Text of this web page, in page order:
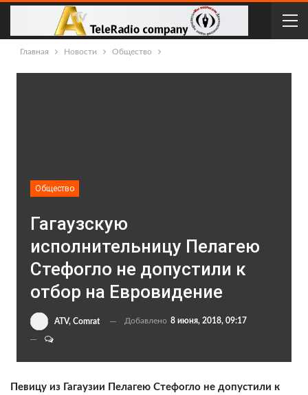
Главная Новости Общество
Общество
Гагаузскую
исполнительницу Пелагею
Стефогло не допустили к
отбор на Евровидение
ATV, Comrat Добавлено 8 июня, 2018, 09:17
Певицу из Гагаузии Пелагею Стефогло не допустили к